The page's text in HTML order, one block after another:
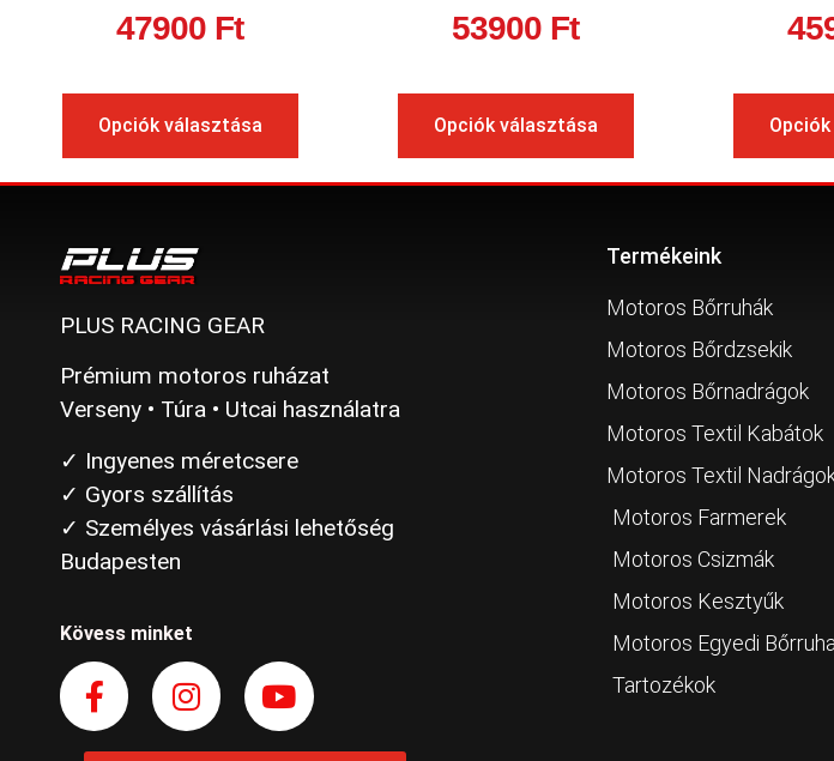
47900 Ft
Opciók választása
53900 Ft
Opciók választása
PLUS RACING GEAR
Prémium motoros ruházat
Verseny • Túra • Utcai használatra
✓ Ingyenes méretcsere
✓ Gyors szállítás
✓ Személyes vásárlási lehetőség
Budapesten
Kövess minket
Termékeink
Motoros Bőrruhák
Motoros Bőrdzsekik
Motoros Bőrnadrágok
Motoros Textil Kabátok
Motoros Textil
Motoros Farmerek
Motoros Csizmák
Motoros Kesztyűk
Motoros Egyedi
Tartozékok